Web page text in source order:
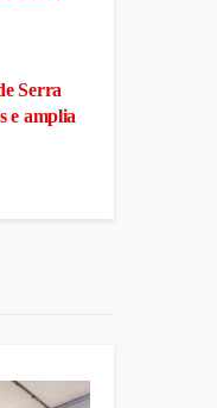
Serra
e amplia